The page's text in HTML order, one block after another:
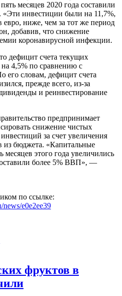
месяцев 2020 года составили
«Эти инвестиции были на 11,7%,
ниже, чем за тот же период
добавив, что снижение
коронавирусной инфекции.
дефицит счета текущих
4,5% по сравнению с
словам, дефицит счета
прежде всего, из-за
и реинвестирование
предпринимает
снижение чистых
за счет увеличения
из бюджета. «Капитальные
месяцев этого года увеличились
более 5% ВВП», —
по ссылке:
news/e0e2ee39
фруктов в